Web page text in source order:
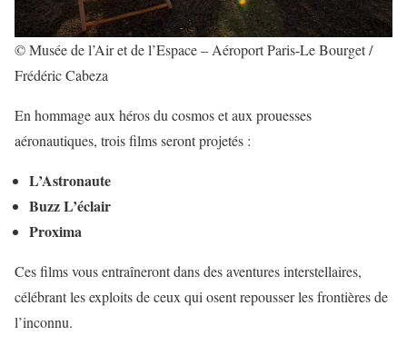
© Musée de l’Air et de l’Espace – Aéroport Paris-Le Bourget /
Frédéric Cabeza
En hommage aux héros du cosmos et aux prouesses
aéronautiques, trois films seront projetés :
L’Astronaute
Buzz L’éclair
Proxima
Ces films vous entraîneront dans des aventures interstellaires,
célébrant les exploits de ceux qui osent repousser les frontières de
l’inconnu.